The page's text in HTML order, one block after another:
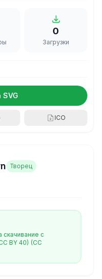
0
Загрузки
SVG
ICO
Творец
скачивание с
BY 40) (CC